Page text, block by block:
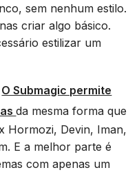
sem nenhum estilo.
criar algo básico.
estilizar um
O Submagic permite
da mesma forma que
Hormozi, Devin, Iman,
E a melhor parte é
com apenas um